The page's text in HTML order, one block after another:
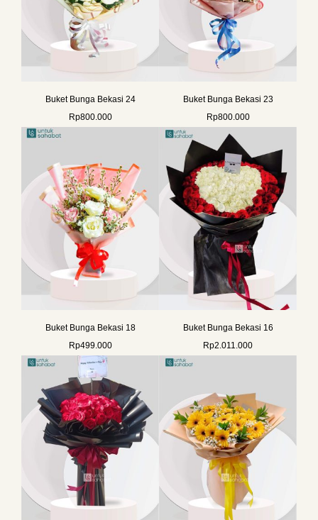
Buket Bunga Bekasi 24
Rp800.000
Buket Bunga Bekasi 23
Rp800.000
Buket Bunga Bekasi 18
Rp499.000
Buket Bunga Bekasi 16
Rp2.011.000